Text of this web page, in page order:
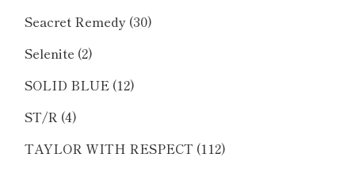
Seacret Remedy (30)
Selenite (2)
SOLID BLUE (12)
ST/R (4)
TAYLOR WITH RESPECT (112)